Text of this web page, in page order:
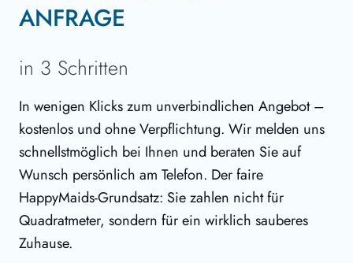
ANFRAGE
in 3 Schritten
In wenigen Klicks zum unverbindlichen Angebot –
kostenlos und ohne Verpflichtung. Wir melden uns
schnellstmöglich bei Ihnen und beraten Sie auf
Wunsch persönlich am Telefon. Der faire
HappyMaids-Grundsatz: Sie zahlen nicht für
Quadratmeter, sondern für ein wirklich sauberes
Zuhause.